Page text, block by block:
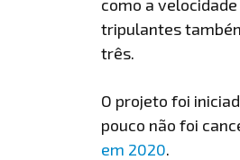
como a
tripulantes
três.
O projeto foi
pouco não foi
em 2020.